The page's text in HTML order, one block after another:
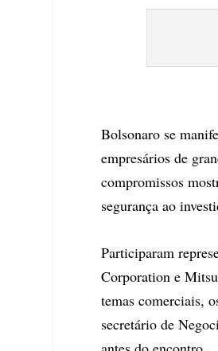
Bolsonaro se
empresários de
compromissos
segurança ao
Participaram
Corporation e
temas comerciais,
secretário de